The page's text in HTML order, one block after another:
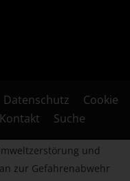
Datenschutz
Cookie
Kontakt Suche
und
zur Gefahrenabwehr